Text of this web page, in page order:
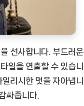
선사합니다. 부드러운
일을 연출할 수 있습니
리시한 멋을 자아냅니
싸줍니다.